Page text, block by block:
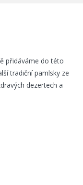
přidáváme do této
tradiční pamlsky ze
dezertech a